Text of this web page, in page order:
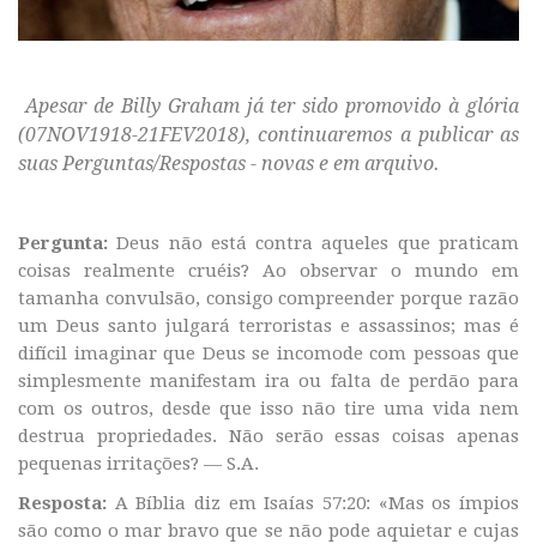
Apesar de Billy Graham já ter sido promovido à glória
(07NOV1918-21FEV2018), continuaremos a publicar as
suas Perguntas/Respostas - novas e em arquivo.
Pergunta:Deus não está contra aqueles que praticam
coisas realmente cruéis? Ao observar o mundo em
tamanha convulsão, consigo compreender porque razão
um Deus santo julgará terroristas e assassinos; mas é
difícil imaginar que Deus se incomode com pessoas que
simplesmente manifestam ira ou falta de perdão para
com os outros, desde que isso não tire uma vida nem
destrua propriedades. Não serão essas coisas apenas
pequenas irritações? — S.A.
Resposta: A Bíblia diz em Isaías 57:20: «Mas os ímpios
são como o mar bravo que se não pode aquietar e cujas